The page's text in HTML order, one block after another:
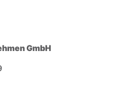
GmbH